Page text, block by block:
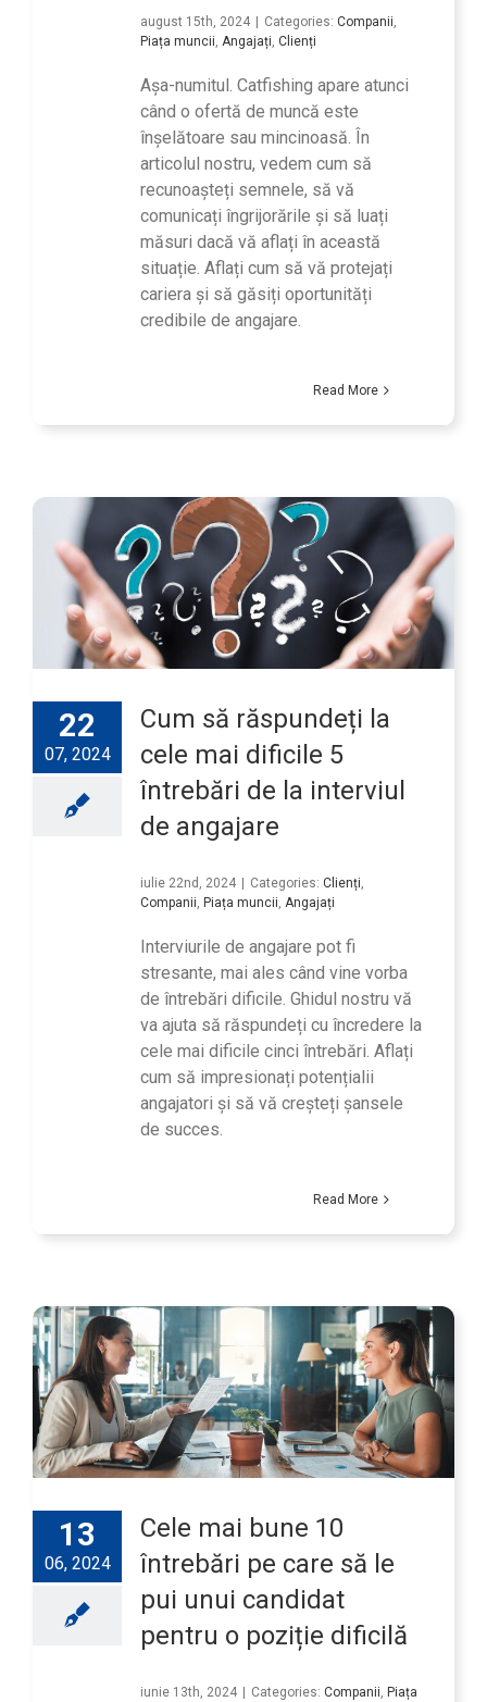
august 15th, 2024 | Categories: Companii,
Piața muncii, Angajați, Clienți
Așa-numitul. Catfishing apare atunci
când o ofertă de muncă este
înșelătoare sau mincinoasă. În
articolul nostru, vedem cum să
recunoașteți semnele, să vă
comunicați îngrijorările și să luați
măsuri dacă vă aflați în această
situație. Aflați cum să vă protejați
cariera și să găsiți oportunități
credibile de angajare.
Read More
22
07, 2024
Cum să răspundeți la
cele mai dificile 5
întrebări de la interviul
de angajare
iulie 22nd, 2024 Categories: Clienți,
Companii, Piața muncii, Angajați
Interviurile de angajare pot fi
stresante, mai ales când vine vorba
de întrebări dificile. Ghidul nostru vă
va ajuta să răspundeți cu încredere la
cele mai dificile cinci întrebări. Aflați
cum să impresionați potențialii
angajatori și să vă creșteți șansele
de succes.
Read More
13
06, 2024
Cele mai bune 10
întrebări pe care să le
pui unui candidat
pentru o poziție dificilă
iunie 13th, 2024 Categories: Companii, Piața